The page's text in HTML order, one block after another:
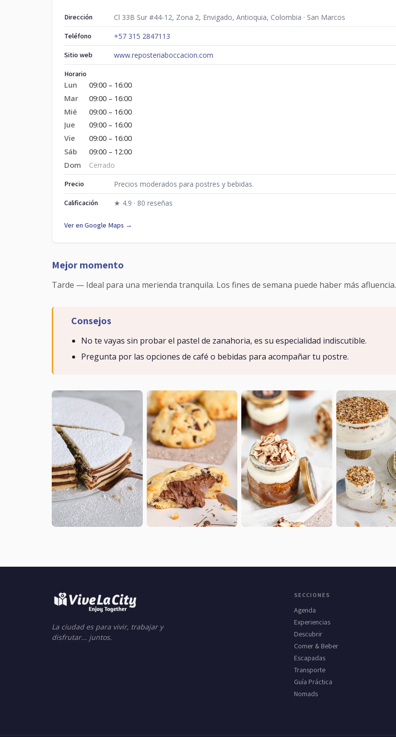
Dirección Cl 33B Sur #44-12, Zona 2, Envigado, Antioquia, Colombia · San Marcos
Teléfono +57 315 2847113
Sitio web www.reposteriaboccacion.com
Horario
Lun
09:00 – 16:00
Mar
09:00 – 16:00
Mié
09:00 – 16:00
Jue
09:00 – 16:00
Vie
09:00 – 16:00
Sáb
09:00 – 12:00
Dom
Cerrado
Precio Precios moderados para postres y bebidas.
Calificación ★ 4.9 · 80 reseñas
Ver en Google Maps →
Mejor momento
Tarde — Ideal para una merienda tranquila. Los fines de semana puede haber más afluencia.
Consejos
No te vayas sin probar el pastel de zanahoria, es su especialidad indiscutible.
Pregunta por las opciones de café o bebidas para acompañar tu postre.
La ciudad es para vivir, trabajar y
disfrutar... juntos.
SECCIONES
Agenda
Experiencias
Descubrir
Comer & Beber
Escapadas
Transporte
Guía Práctica
Nomads